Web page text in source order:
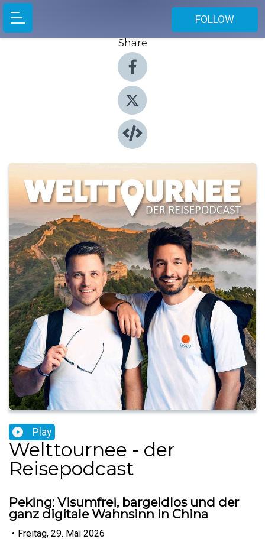
FOLLOW
Share
Play
Welttournee - der
Reisepodcast
Peking: Visumfrei, bargeldlos und der
ganz digitale Wahnsinn in China
• Freitag, 29. Mai 2026